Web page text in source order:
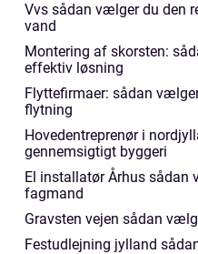
Vvs sådan vælger du den
vand
Montering af skorsten:
effektiv løsning
Flyttefirmaer: sådan
flytning
Hovedentreprenør i
gennemsigtigt byggeri
El installatør Århus sådan
fagmand
Gravsten vejen sådan
Festudlejning jylland